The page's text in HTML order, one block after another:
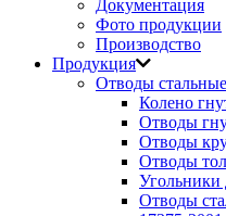
Документация
Фото продукции
Производство
Продукция
Отводы стальные
Колено
Отводы
Отводы
Отводы
Угольники
Отводы